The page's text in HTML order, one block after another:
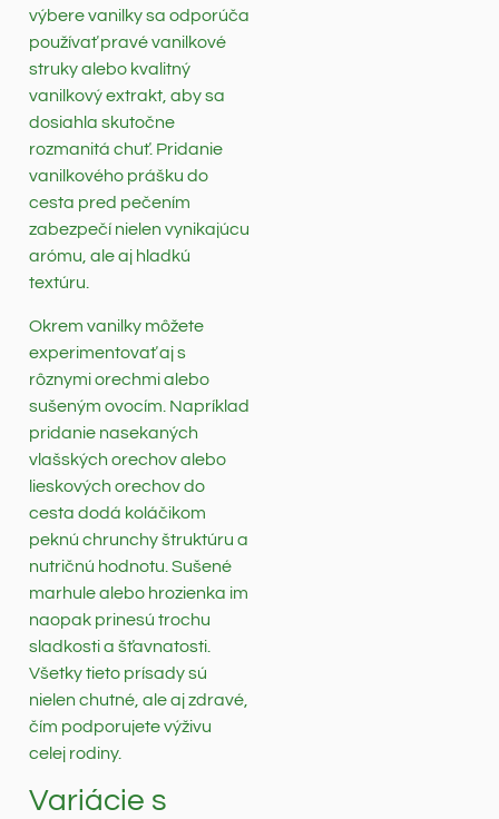
výbere vanilky sa odporúča
používať pravé vanilkové
struky alebo kvalitný
vanilkový extrakt, aby sa
dosiahla skutočne
rozmanitá chuť. Pridanie
vanilkového prášku do
cesta pred pečením
zabezpečí nielen vynikajúcu
arómu, ale aj hladkú
textúru.
Okrem vanilky môžete
experimentovať aj s
rôznymi orechmi alebo
sušeným ovocím. Napríklad
pridanie nasekaných
vlašských orechov alebo
lieskových orechov do
cesta dodá koláčikom
peknú chrunchy štruktúru a
nutričnú hodnotu. Sušené
marhule alebo hrozienka im
naopak prinesú trochu
sladkosti a šťavnatosti.
Všetky tieto prísady sú
nielen chutné, ale aj zdravé,
čím podporujete výživu
celej rodiny.
Variácie s